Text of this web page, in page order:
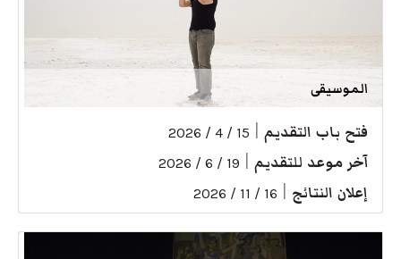
الموسيقى
فتح باب التقديم 15 / 4 / 2026
آخر موعد للتقديم 19 / 6 / 2026
إعلان النتائج 16 / 11 / 2026